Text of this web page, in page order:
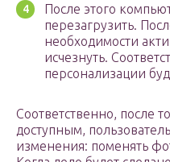
После этого
перезагрузить.
необходимости
исчезнуть.
персонализации
Соответственно, после
доступным,
изменения: поменять